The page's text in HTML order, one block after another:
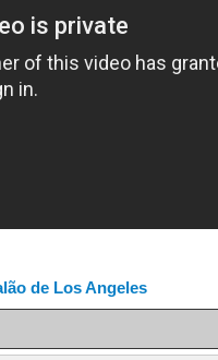
de Los Angeles